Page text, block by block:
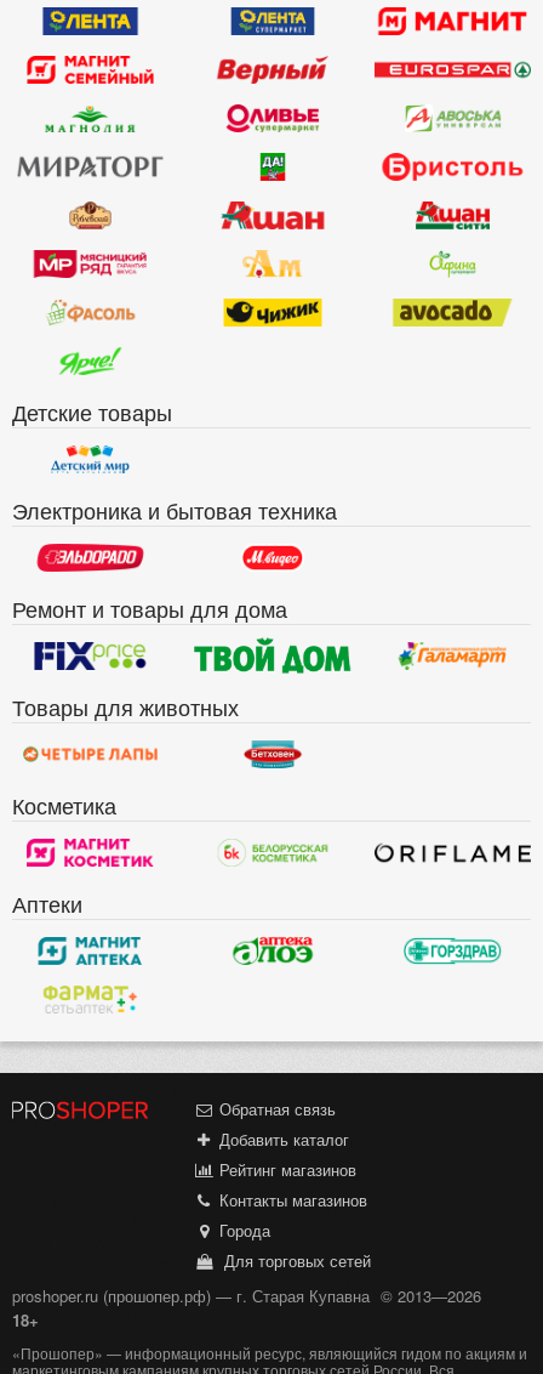
Детские товары
Электроника и бытовая техника
Ремонт и товары для дома
Товары для животных
Косметика
Аптеки
Обратная связь
Добавить каталог
Рейтинг магазинов
Контакты магазинов
Города
Для торговых сетей
proshoper.ru (прошопер.рф) — г. Старая Купавна © 2013—2026
18+
«Прошопер» — информационный ресурс, являющийся гидом по акциям и
маркетинговым кампаниям крупных торговых сетей России. Вся